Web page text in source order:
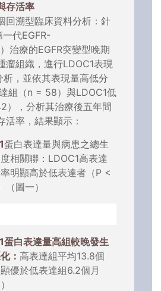
存活率
回溯型臨床資料分析：針
代EGFR-
治療的EGFR突變型晚期
瘤組織，進行LDOC1表現
，並依其表現量高低分
組（n = 58）與LDOC1低
），分析其治療後五年間
活率，結果顯示：
蛋白表達量與病患之總生
相關聯：LDOC1高表達
明顯高於低表達者（P <
（圖一）
蛋白表達量高組較晚發生
： 高表達組平均13.8個
優於低表達組6.2個月